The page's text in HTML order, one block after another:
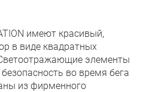
имеют красивый,
в виде квадратных
элементы
во время бега
из фирменного